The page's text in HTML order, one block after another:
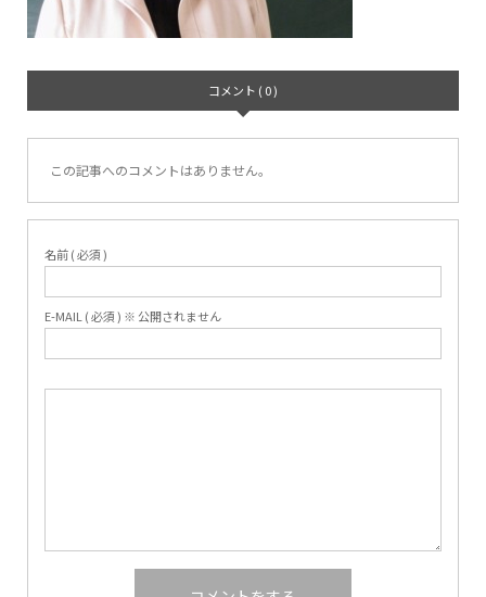
コメント ( 0 )
この記事へのコメントはありません。
名前 ( 必須 )
E-MAIL ( 必須 ) ※ 公開されません